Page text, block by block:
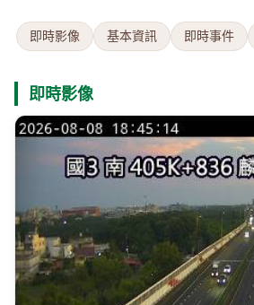
即時影像 基本資訊 即時事件
即時影像